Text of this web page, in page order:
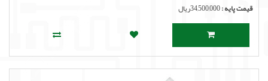
قیمت پایه :34,500,000ریال